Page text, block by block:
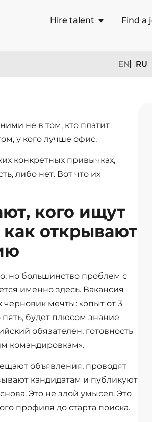
Hire talent Find a
EN RU
не в том, кто платит
у кого лучше офис.
конкретных привычках,
либо нет. Вот что их
кого ищут
как открывают
но большинство проблем с
именно здесь. Вакансия
черновик мечты: «опыт от 3
пять, будет плюсом знание
обязателен, готовность
командировкам».
объявления, проводят
кандидатам и публикуют
Это не злой умысел. Это
профиля до старта поиска.